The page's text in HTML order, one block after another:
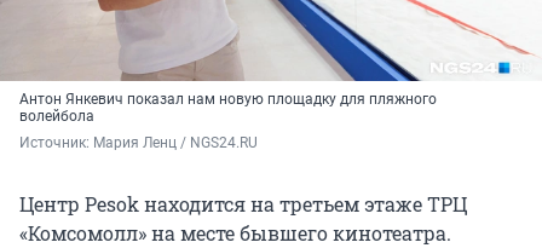
Антон Янкевич показал нам новую площадку для пляжного
волейбола
Источник: Мария Ленц / NGS24.RU
Центр Pesok находится на третьем этаже ТРЦ
«Комсомолл» на месте бывшего кинотеатра.